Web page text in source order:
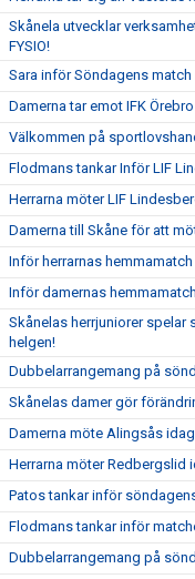
Skånela utvecklar
FYSIO!
Sara inför Söndagens match
Damerna tar emot IFK
Välkommen på
Flodmans tankar Inför LIF
Herrarna möter LIF
Damerna till Skåne för att
Inför herrarnas
Inför damernas
Skånelas herrjuniorer spelar
helgen!
Dubbelarrangemang på
Skånelas damer gör
Damerna möte Alingsås
Herrarna möter Redbergslid
Patos tankar inför
Flodmans tankar inför
Dubbelarrangemang på